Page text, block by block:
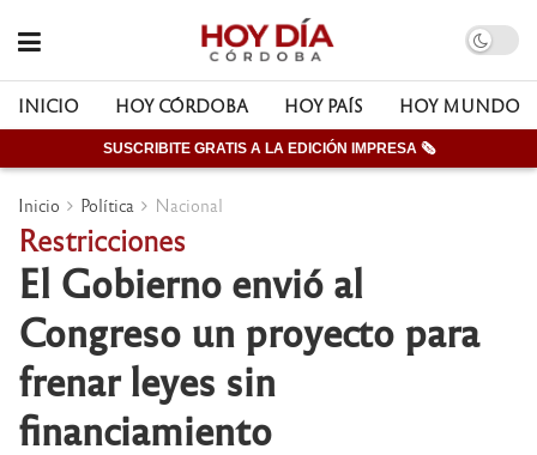
INICIO HOY CÓRDOBA HOY PAÍS HOY MUNDO
SUSCRIBITE GRATIS A LA EDICIÓN IMPRESA 🗞
Inicio Política Nacional
Restricciones
El Gobierno envió al
Congreso un proyecto para
frenar leyes sin
financiamiento